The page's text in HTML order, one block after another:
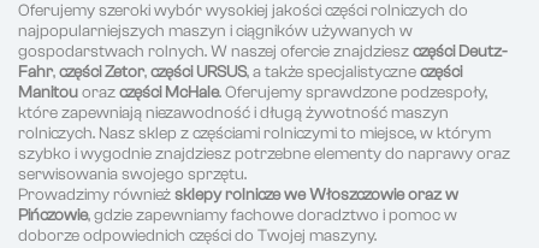
Oferujemy szeroki wybór wysokiej jakości części rolniczych do
najpopularniejszych maszyn i ciągników używanych w
gospodarstwach rolnych. W naszej ofercie znajdzieszczęści Deutz-
Fahr,części Zetor,części URSUS, a także specjalistyczneczęści
Manitouorazczęści McHale. Oferujemy sprawdzone podzespoły,
które zapewniają niezawodność i długą żywotność maszyn
rolniczych. Nasz sklep z częściami rolniczymi to miejsce, w którym
szybko i wygodnie znajdziesz potrzebne elementy do naprawy oraz
serwisowania swojego sprzętu.
Prowadzimy równieżsklepy rolnicze we Włoszczowie oraz w
Pińczowie, gdzie zapewniamy fachowe doradztwo i pomoc w
doborze odpowiednich części do Twojej maszyny.